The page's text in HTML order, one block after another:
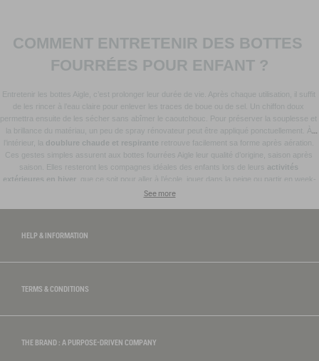
COMMENT ENTRETENIR DES BOTTES
FOURRÉES POUR ENFANT ?
Entretenir les bottes Aigle, c’est prolonger leur durée de vie. Après chaque utilisation, il suffit
de les rincer à l’eau claire pour enlever les traces de boue ou de sel. Un chiffon doux
permettra ensuite de les sécher sans abîmer le caoutchouc. Pour préserver la souplesse et
la brillance du matériau, un peu de spray rénovateur peut être appliqué ponctuellement. À
l’intérieur, la doublure chaude et respirante retrouve facilement sa forme après aération.
Ces gestes simples assurent aux bottes fourrées Aigle leur qualité d’origine, saison après
saison. Elles resteront les compagnes idéales des enfants lors de leurs activités
extérieures en hiver , que ce soit pour aller à l’école, jouer dans la neige ou partir en week-
See more
HELP & INFORMATION
TERMS & CONDITIONS
THE BRAND : A PURPOSE-DRIVEN COMPANY